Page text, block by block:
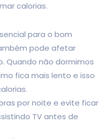
calorias.
para o bom
pode afetar
Quando não dormimos
fica mais lento e isso
por noite e evite ficar
TV antes de